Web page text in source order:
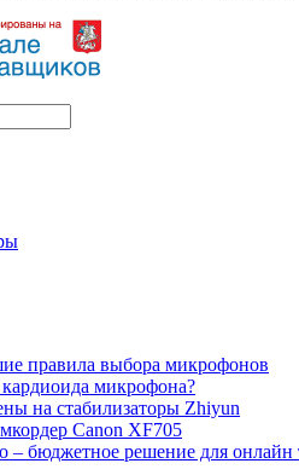
правила выбора микрофонов
кардиоида микрофона?
на стабилизаторы Zhiyun
Canon XF705
– бюджетное решение для онлайн